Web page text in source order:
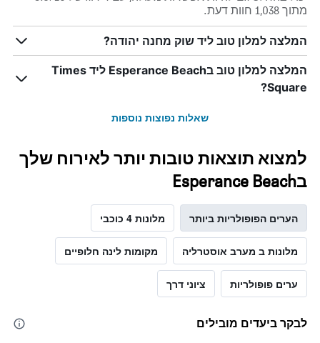
מתוך 1,038 חוות דעת.
המלצה למלון טוב ליד שוק מחנה יהודה?
המלצה למלון טוב בEsperance Beach ליד Times
Square?
שאלות נפוצות נוספות
למצוא תוצאות טובות יותר לאירוח שלך
בEsperance Beach
הערים הפופולריות ביותר מלונות 4 כוכבי
מלונות ב מערב אוסטרליה מקומות לינה חלופיים
ערים פופולריות ציוני דרך
לבקר ביעדים מובילים